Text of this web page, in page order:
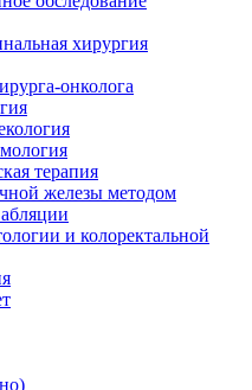
хирургия
онколога
терапия
железы методом
и колоректальной